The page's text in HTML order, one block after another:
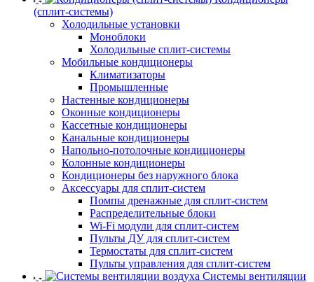
(сплит-системы)
Холодильные установки
Моноблоки
Холодильные сплит-системы
Мобильные кондиционеры
Климатизаторы
Промышленные
Настенные кондиционеры
Оконные кондиционеры
Кассетные кондиционеры
Канальные кондиционеры
Напольно-потолочные кондиционеры
Колонные кондиционеры
Кондиционеры без наружного блока
Аксессуары для сплит-систем
Помпы дренажные для сплит-систем
Распределительные блоки
Wi-Fi модули для сплит-систем
Пульты ДУ для сплит-систем
Термостаты для сплит-систем
Пульты управления для сплит-систем
Системы вентиляции